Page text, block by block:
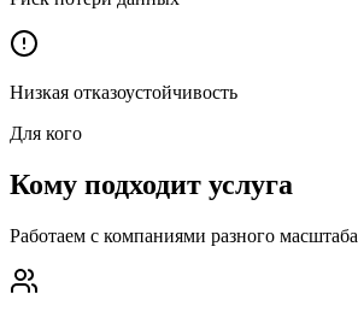
Низкая отказоустойчивость
Для кого
Кому подходит услуга
Работаем с компаниями разного масштаба